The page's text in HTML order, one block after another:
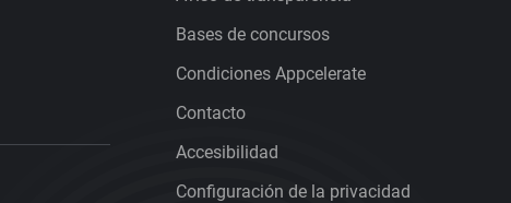
Bases de concursos
Condiciones Appcelerate
Contacto
Accesibilidad
Configuración de la privacidad